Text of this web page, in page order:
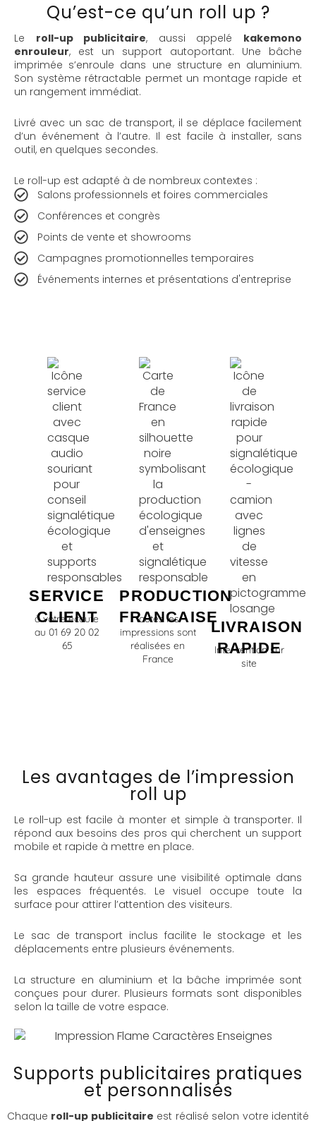
Qu’est-ce qu’un roll up ?
Le roll-up publicitaire, aussi appelé kakemono
enrouleur, est un support autoportant. Une bâche
imprimée s’enroule dans une structure en aluminium.
Son système rétractable permet un montage rapide et
un rangement immédiat.
Livré avec un sac de transport, il se déplace facilement
d’un événement à l’autre. Il est facile à installer, sans
outil, en quelques secondes.
Le roll-up est adapté à de nombreux contextes :
Salons professionnels et foires commerciales
Conférences et congrès
Points de vente et showrooms
Campagnes promotionnelles temporaires
Événements internes et présentations d'entreprise
SERVICE
CLIENT
à votre écoute
au 01 69 20 02
65
PRODUCTION
FRANCAISE
toutes les
impressions sont
réalisées en
France
LIVRAISON
RAPIDE
Intervention sur
site
Les avantages de l’impression
roll up
Le roll-up est facile à monter et simple à transporter. Il
répond aux besoins des pros qui cherchent un support
mobile et rapide à mettre en place.
Sa grande hauteur assure une visibilité optimale dans
les espaces fréquentés. Le visuel occupe toute la
surface pour attirer l’attention des visiteurs.
Le sac de transport inclus facilite le stockage et les
déplacements entre plusieurs événements.
La structure en aluminium et la bâche imprimée sont
conçues pour durer. Plusieurs formats sont disponibles
selon la taille de votre espace.
Supports publicitaires pratiques
et personnalisés
Chaque roll-up publicitaire est réalisé selon votre identité